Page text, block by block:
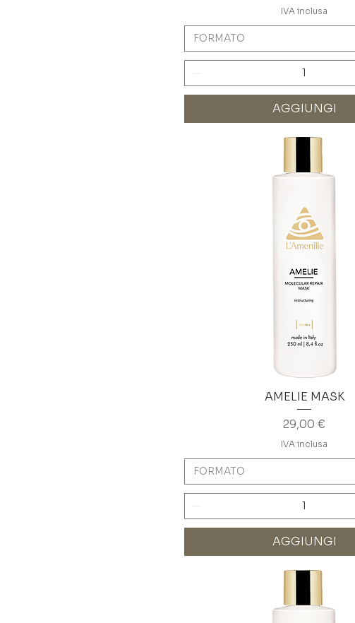
IVA inclusa
FORMATO
AGGIUNGI
AMELIE MASK
Prezzo
29,00 €
IVA inclusa
FORMATO
AGGIUNGI